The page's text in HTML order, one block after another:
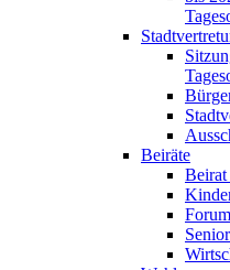
Beiräte
Beirat